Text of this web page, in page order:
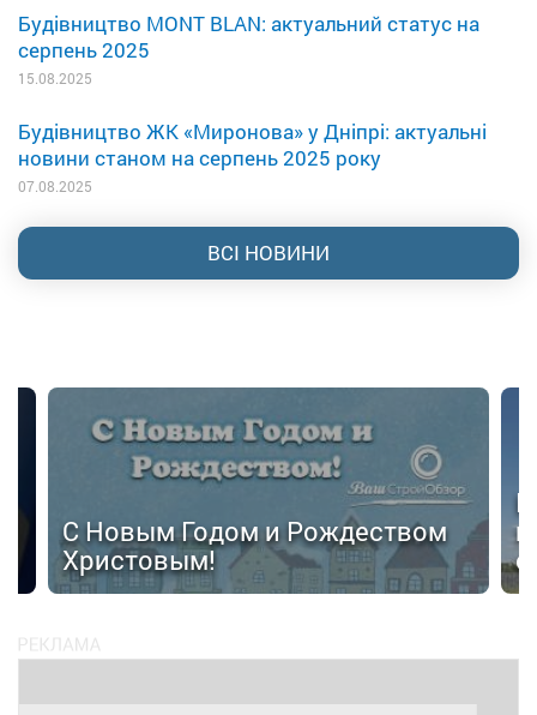
Будівництво MONT BLAN: актуальний статус на
серпень 2025
15.08.2025
Будівництво ЖК «Миронова» у Дніпрі: актуальні
новини станом на серпень 2025 року
07.08.2025
ВСІ НОВИНИ
С Новым Годом и Рождеством
Христовым!